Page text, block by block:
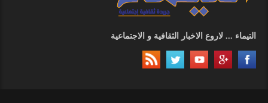
التيماء ... لاروع الاخبار الثقافية و الاجتماعية